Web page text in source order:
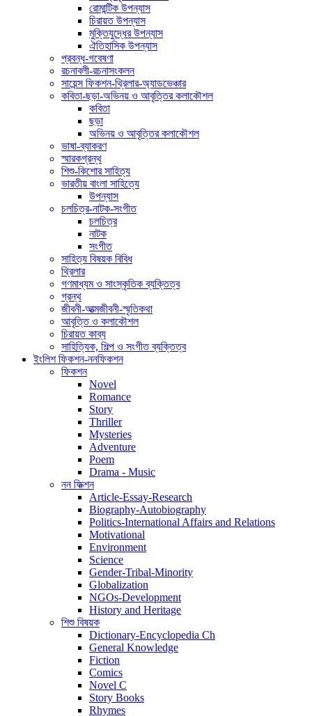
রোমান্টিক উপন্যাস
চিরায়ত উপন্যাস
মুক্তিযুদ্ধের উপন্যাস
ঐতিহাসিক উপন্যাস
প্রবন্ধ-গবেষণা
রচনাবলী-রচনাসংকলন
সায়েন্স ফিকশন-থ্রিলার-অ্যাডভেঞ্চার
কবিতা-ছড়া-অভিনয় ও আবৃত্তির কলাকৌশল
কবিতা
ছড়া
অভিনয় ও আবৃত্তির কলাকৌশল
ভাষা-ব্যাকরণ
স্মারকগ্রন্থ
শিশু-কিশোর সাহিত্য
ভারতীয় বাংলা সাহিত্যে
উপন্যাস
চলচিত্র-নাটক-সংগীত
চলচিত্র
নাটক
সংগীত
সাহিত্য বিষয়ক বিবিধ
থ্রিলার
গণমাধ্যম ও সাংস্কৃতিক ব্যক্তিত্ব
গ্রন্থ
জীবনী-আত্মজীবনী-স্মৃতিকথা
আবৃত্তি ও কলাকৌশল
চিরায়ত কাব্য
সাহিত্যিক, শিল্প ও সংগীত ব্যক্তিত্ব
ইংলিশ ফিকশন-ননফিকশন
ফিকশন
Novel
Romance
Story
Thriller
Mysteries
Adventure
Poem
Drama - Music
নন ফিক্শন
Article-Essay-Research
Biography-Autobiography
Politics-International Affairs and Relations
Motivational
Environment
Science
Gender-Tribal-Minority
Globalization
NGOs-Development
History and Heritage
শিশু বিষয়ক
Dictionary-Encyclopedia Ch
General Knowledge
Fiction
Comics
Novel C
Story Books
Rhymes